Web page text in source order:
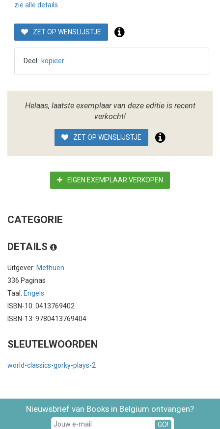
zie alle details...
ZET OP WENSLIJSTJE
Deel: kopieer
Helaas, laatste exemplaar van deze editie is recent
verkocht!
ZET OP WENSLIJSTJE
EIGEN EXEMPLAAR VERKOPEN
CATEGORIE
DETAILS
Uitgever: Methuen
336 Paginas
Taal: Engels
ISBN-10: 0413769402
ISBN-13: 9780413769404
SLEUTELWOORDEN
world-classics-gorky-plays-2
Nieuwsbrief van Books in Belgium ontvangen?
GO!